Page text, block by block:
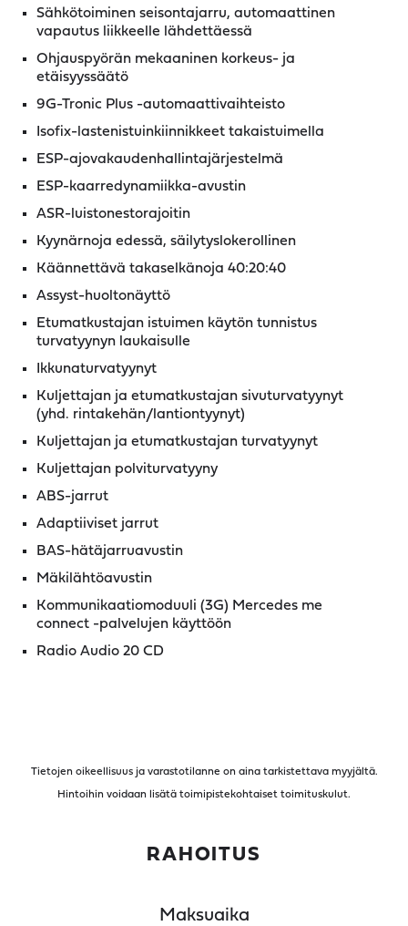
Sähkötoiminen seisontajarru, automaattinen
vapautus liikkeelle lähdettäessä
Ohjauspyörän mekaaninen korkeus- ja
etäisyyssäätö
9G-Tronic Plus -automaattivaihteisto
Isofix-lastenistuinkiinnikkeet takaistuimella
ESP-ajovakaudenhallintajärjestelmä
ESP-kaarredynamiikka-avustin
ASR-luistonestorajoitin
Kyynärnoja edessä, säilytyslokerollinen
Käännettävä takaselkänoja 40:20:40
Assyst-huoltonäyttö
Etumatkustajan istuimen käytön tunnistus
turvatyynyn laukaisulle
Ikkunaturvatyynyt
Kuljettajan ja etumatkustajan sivuturvatyynyt
(yhd. rintakehän/lantiontyynyt)
Kuljettajan ja etumatkustajan turvatyynyt
Kuljettajan polviturvatyyny
ABS-jarrut
Adaptiiviset jarrut
BAS-hätäjarruavustin
Mäkilähtöavustin
Kommunikaatiomoduuli (3G) Mercedes me
connect -palvelujen käyttöön
Radio Audio 20 CD
Tietojen oikeellisuus ja varastotilanne on aina tarkistettava myyjältä.
Hintoihin voidaan lisätä toimipistekohtaiset toimituskulut.
RAHOITUS
Maksuaika